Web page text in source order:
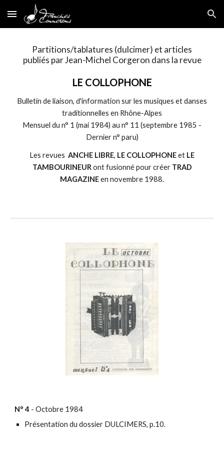
Skip to main content Skip to navigation
Partitions/tablatures (dulcimer) et articles
publiés par Jean-Michel Corgeron dans la revue
LE COLLOPHONE
Bulletin de liaison, d'information sur les musiques et danses
traditionnelles en Rhône-Alpes
Mensuel du n° 1 (mai 1984) au n° 11 (septembre 1985 -
Dernier n° paru)
Les revues ANCHE LIBRE, LE COLLOPHONEet LE
TAMBOURINEURont fusionné pour créer TRAD
MAGAZINEen novembre 1988.
N°4 - Octobre 1984
Présentation du dossier DULCIMERS, p.10.